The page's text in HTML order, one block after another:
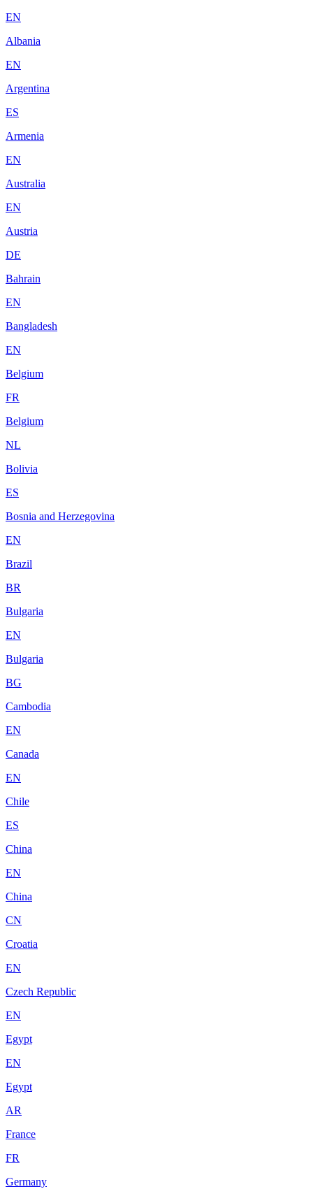
EN
Albania
EN
Argentina
ES
Armenia
EN
Australia
EN
Austria
DE
Bahrain
EN
Bangladesh
EN
Belgium
FR
Belgium
NL
Bolivia
ES
Bosnia and Herzegovina
EN
Brazil
BR
Bulgaria
EN
Bulgaria
BG
Cambodia
EN
Canada
EN
Chile
ES
China
EN
China
CN
Croatia
EN
Czech Republic
EN
Egypt
EN
Egypt
AR
France
FR
Germany